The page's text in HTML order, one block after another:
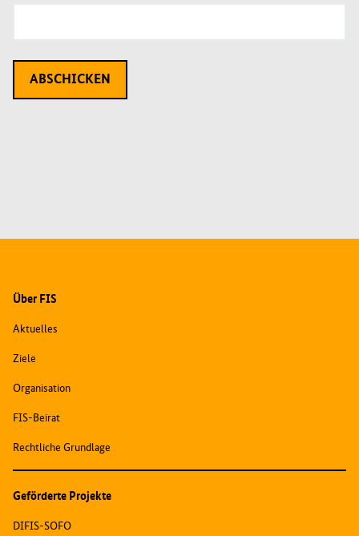
ABSCHICKEN
Über FIS
Aktuelles
Ziele
Organisation
FIS-Beirat
Rechtliche Grundlage
Geförderte Projekte
DIFIS-SOFO